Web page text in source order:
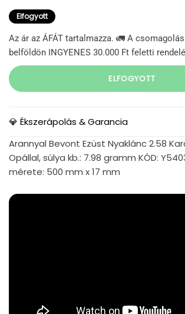
Elfogyott
Az ár az ÁFÁT tartalmazza. 🚛 A
belföldön INGYENES 30.000 Ft feletti
ELFOGYOTT
💎 Ékszerápolás & Garancia
Arannyal Bevont Ezüst Nyaklánc 2.58
Opállal, súlya kb.: 7.98 gramm KÓD:
mérete: 500 mm x 17 mm